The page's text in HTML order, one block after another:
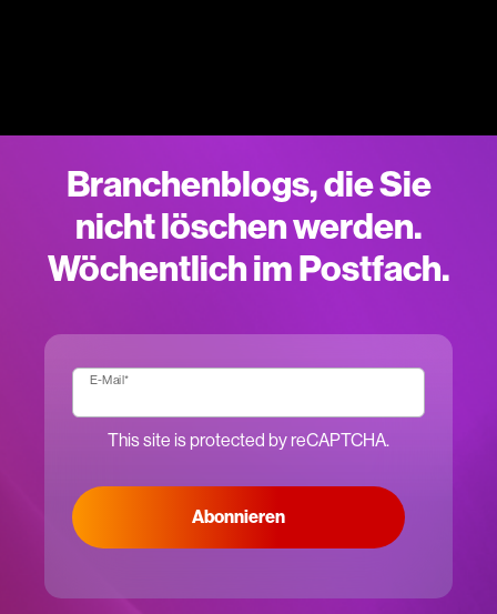
Branchenblogs, die Sie
nicht löschen werden.
Wöchentlich im Postfach.
E-Mail*
This site is protected by reCAPTCHA.
Abonnieren